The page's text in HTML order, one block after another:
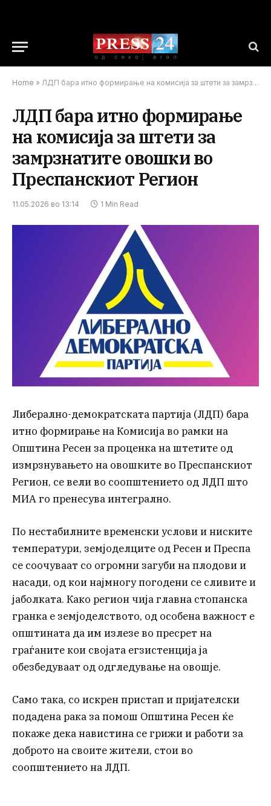
Home » ЛДП бара итно формирање на комисија за штети за замрзнатите овошки во Преспанскиот Регион
ЛДП бара итно формирање
на комисија за штети за
замрзнатите овошки во
Преспанскиот Регион
11.05.2026 во 13:14 1 Min Read
Либерално-демократската партија (ЛДП) бара
итно формирање на Комисија во рамки на
Општина Ресен за проценка на штетите од
измрзнувањето на овошките во Преспанскиот
Регион, се вели во соопштението од ЛДП што
МИА го пренесува интегрално.
По нестабилните временски услови и ниските
температури, земјоделците од Ресен и Преспа
се соочуваат со огромни загуби на плодови и
насади, од кои најмногу погодени се сливите и
јаболката. Како регион чија главна стопанска
гранка е земјоделството, од особена важност е
општината да им излезе во пресрет на
граѓаните кои својата егзистенција ја
обезбедуваат од одгледување на овошје.
Само така, со искрен пристап и пријателски
подадена рака за помош Општина Ресен ќе
покаже дека навистина се грижи и работи за
доброто на своите жители, стои во
соопштението на ЛДП.